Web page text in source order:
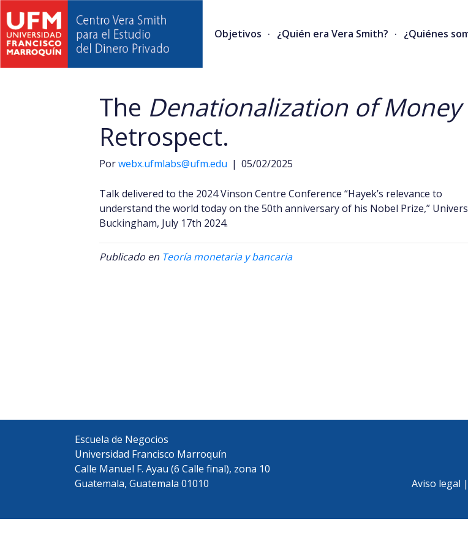
Objetivos ¿Quién era Vera Smith? ¿Quiénes
The Denationalization of Money
Retrospect.
Porwebx.ufmlabs@ufm.edu | 05/02/2025
Talk delivered to the 2024 Vinson Centre Conference “Hayek’s relevance to
understand the world today on the 50th anniversary of his Nobel Prize,”
Buckingham, July 17th 2024.
Publicado en Teoría monetaria y bancaria
Escuela de Negocios
Universidad Francisco Marroquín
Calle Manuel F. Ayau (6 Calle final), zona 10
Guatemala, Guatemala 01010
Aviso legal |